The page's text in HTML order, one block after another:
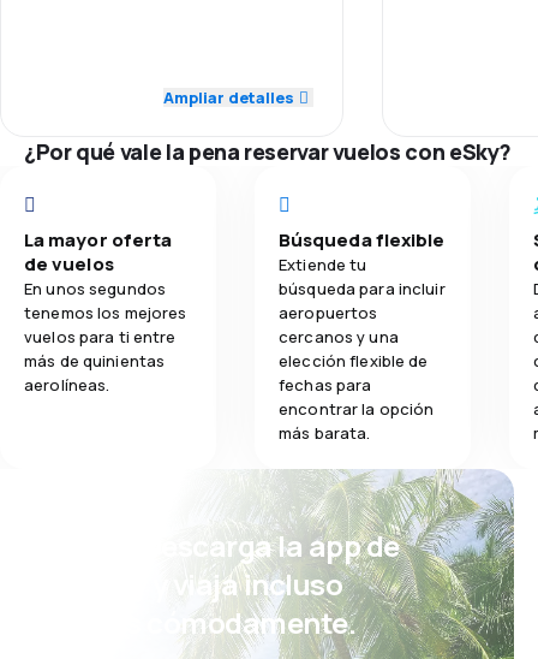
5,0
Precio de los billetes 5,0
5,0
Transporte de equipaje 5,0
Comidas 5,0
Ampliar detalles
Precio de los
Comodidad
Transporte
¿Por qué vale la pena reservar vuelos con eSky?
La mayor oferta
de vuelos
En unos segundos
tenemos los mejores
vuelos para ti entre
más de quinientas
aerolíneas.
Búsqueda flexible
Extiende tu
búsqueda para incluir
aeropuertos
cercanos y una
elección flexible de
fechas para
encontrar la opción
más barata.
¡Eh! Descarga la app de
eSky y viaja incluso
más cómodamente.